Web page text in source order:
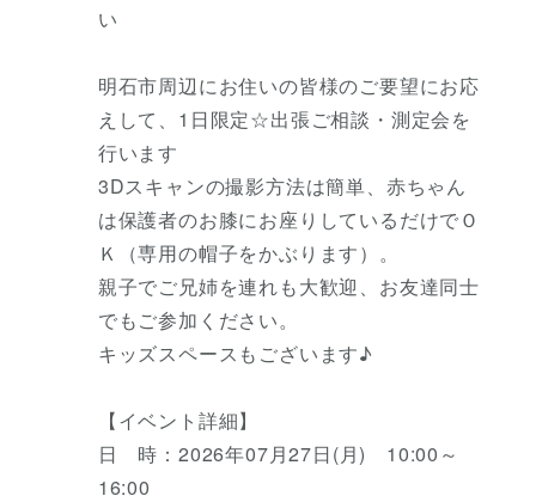
い
明石市周辺にお住いの皆様のご要望にお応
えして、1日限定☆出張ご相談・測定会を
行います
3Dスキャンの撮影方法は簡単、赤ちゃん
は保護者のお膝にお座りしているだけでＯ
Ｋ（専用の帽子をかぶります）。
親子でご兄姉を連れも大歓迎、お友達同士
でもご参加ください。
キッズスペースもございます♪
【イベント詳細】
日 時：2026年07月27日(月) 10:00～
16:00